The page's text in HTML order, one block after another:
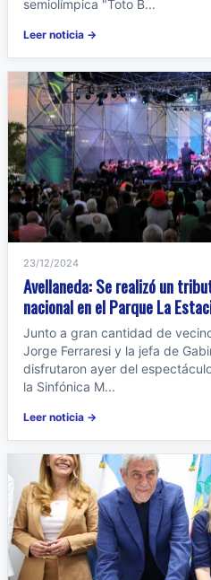
semiolímpica "Toto B...
Leer noticia →
23/12/2024
Avellaneda: Se realizó un
nacional en el Parque La
Junto a gran cantidad de
Jorge Ferraresi y la jefa de
disfrutaron ayer del
la Sinfónica M...
Leer noticia →